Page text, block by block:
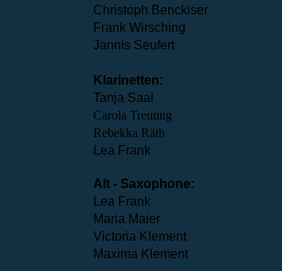
Christoph Benckiser
Frank Wirsching
Jannis Seufert
Klarinetten:
Tanja Saal
Carola Treuting
Rebekka Räth
Lea Frank
Alt - Saxophone:
Lea Frank
Maria Maier
Victoria Klement
Maxima Klement